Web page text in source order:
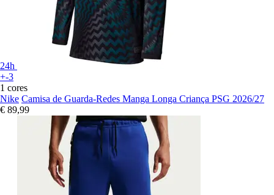
24h
+-3
1 cores
Nike Camisa de Guarda-Redes Manga Longa Criança PSG 2026/27
€ 89,99